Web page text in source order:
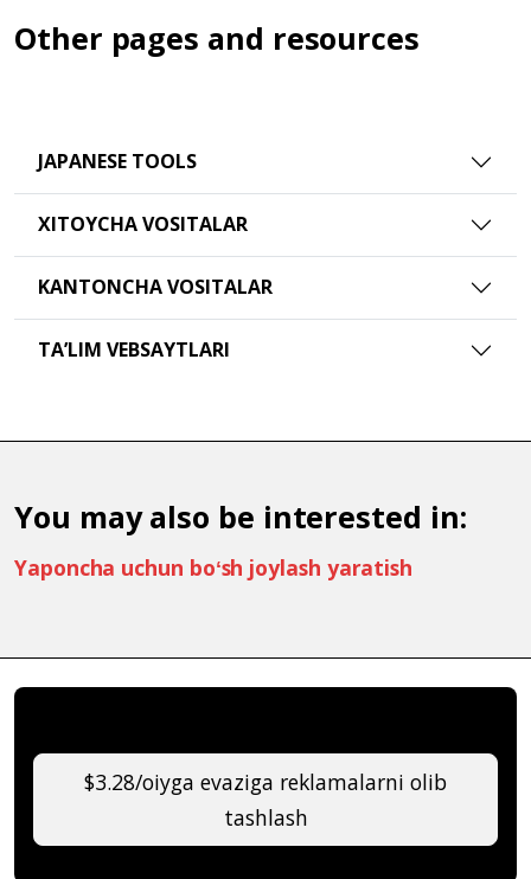
Other pages and resources
JAPANESE TOOLS
XITOYCHA VOSITALAR
KANTONCHA VOSITALAR
TAʼLIM VEBSAYTLARI
You may also be interested in:
Yaponcha uchun boʻsh joylash yaratish
$3.28/oiyga evaziga reklamalarni olib
tashlash